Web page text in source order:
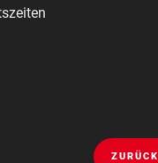
ZURÜCK